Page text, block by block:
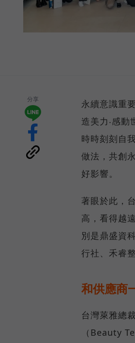
分享
永續意識重
造美力‧感
時時刻刻自
做法，共創
好影響。
著眼於此，
高，看得越
別是鼎盛資
行社、禾睿
和供應商
台灣萊雅總
（Beauty